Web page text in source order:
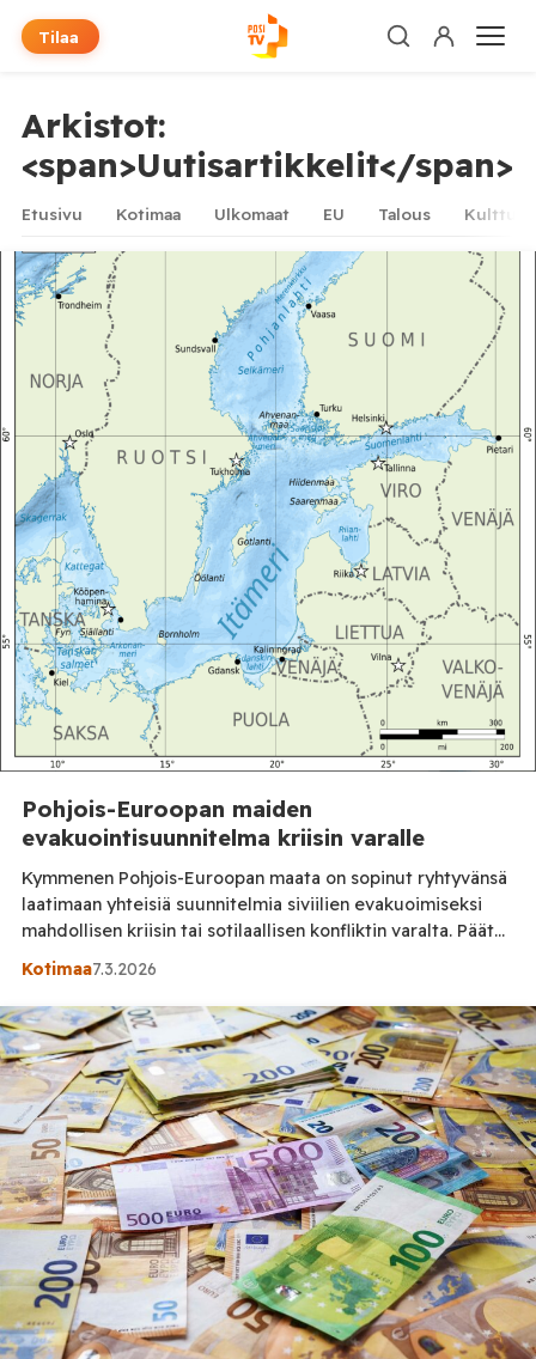
Tilaa
Arkistot:
<span>Uutisartikkelit</span>
Etusivu Kotimaa Ulkomaat EU Talous
Pohjois-Euroopan maiden
evakuointisuunnitelma kriisin varalle
Kymmenen Pohjois-Euroopan maata on sopinut ryhtyvänsä
laatimaan yhteisiä suunnitelmia siviilien evakuoimiseksi
mahdollisen kriisin tai sotilaallisen konfliktin varalta. Päätös
tehtiin maaliskuun alussa maiden viranomaisten
suojella väestöä suurten turvallisuuskriisien aikana.
Suunnitelma perustuu ajatukseen, että kriisitilanteessa
ihmisiä voidaan joutua siirtämään nopeasti myös valtioiden
rajojen yli. Suunnitelmiin osallistuvat Saksa, Puola, Viro,
Latvia, […]
Kotimaa7.3.2026